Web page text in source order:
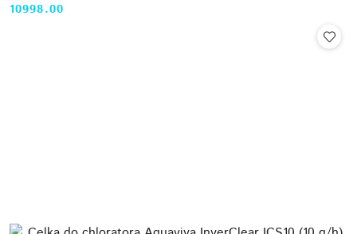
Cena:
10998.00